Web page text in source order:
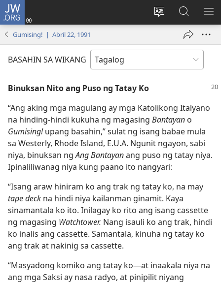
JW.ORG
Baguhin
ng
Mag-
log
bubukas
window)
sa
JW.ORG
Gumising! | Abril 22, 1991
BASAHIN SA WIKANG
Binuksan Nito ang Puso ng Tatay Ko
“Ang aking mga magulang ay mga Katolikong Italyano
na hinding-hindi kukuha ng magasing Bantayan o
Gumising!upang basahin,” sulat ng isang babae mula
sa Westerly, Rhode Island, E.U.A. Ngunit ngayon, sabi
niya, binuksan ngAng Bantayanang puso ng tatay niya.
Ipinaliliwanag niya kung paano ito nangyari:
“Isang araw hiniram ko ang trak ng tatay ko, na may
tape deck na hindi niya kailanman ginamit. Kaya
sinamantala ko ito. Inilagay ko rito ang isang cassette
ng magasing Watchtower. Nang isauli ko ang trak, hindi
ko inalis ang cassette. Samantala, kinuha ng tatay ko
ang trak at nakinig sa cassette.
“Masyadong komiko ang tatay ko​—at inaakala niya na
ang mga Saksi ay nasa radyo, at pinipilit niyang